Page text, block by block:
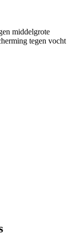
middelgrote
tegen vocht